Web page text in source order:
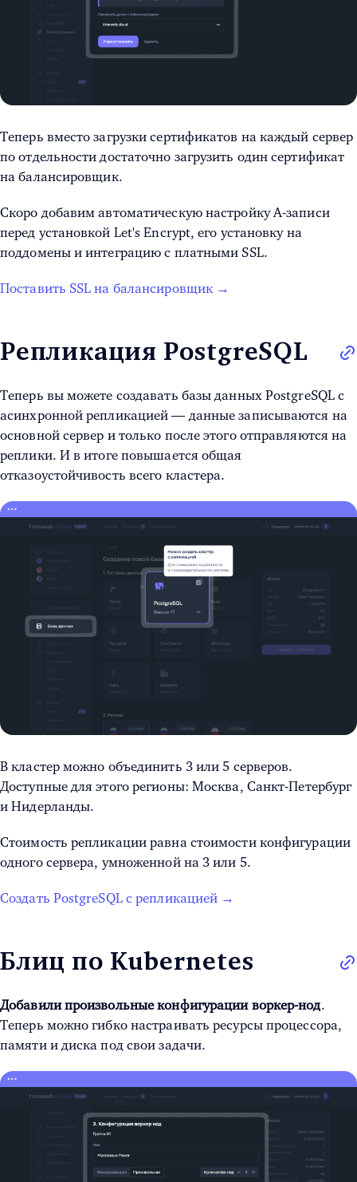
Теперь вместо загрузки сертификатов на каждый сервер
по отдельности достаточно загрузить один сертификат
на балансировщик.
Скоро добавим автоматическую настройку А-записи
перед установкой Let's Encrypt, его установку на
поддомены и интеграцию с платными SSL.
Поставить SSL на балансировщик →
Репликация PostgreSQL
Теперь вы можете создавать базы данных PostgreSQL с
асинхронной репликацией — данные записываются на
основной сервер и только после этого отправляются на
реплики. И в итоге повышается общая
отказоустойчивость всего кластера.
В кластер можно объединить 3 или 5 серверов.
Доступные для этого регионы: Москва, Санкт-Петербург
и Нидерланды.
Стоимость репликации равна стоимости конфигурации
одного сервера, умноженной на 3 или 5.
Создать PostgreSQL с репликацией →
Блиц по Kubernetes
Добавили произвольные конфигурации воркер-нод.
Теперь можно гибко настраивать ресурсы процессора,
памяти и диска под свои задачи.